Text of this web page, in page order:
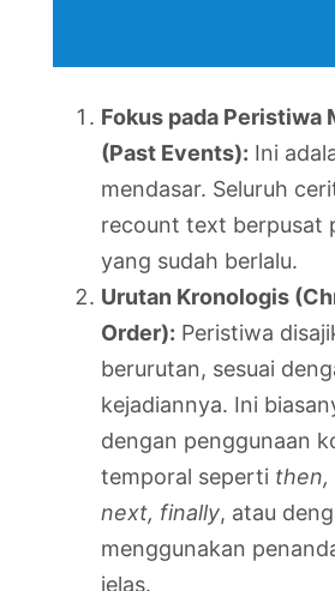
Fokus pada Peristiwa
(Past Events): Ini
mendasar. Seluruh
recount text berpusat
yang sudah berlalu.
Urutan Kronologis
Order): Peristiwa
berurutan, sesuai
kejadiannya. Ini
dengan penggunaan
temporal seperti then,
next, finally, atau
menggunakan
jelas.